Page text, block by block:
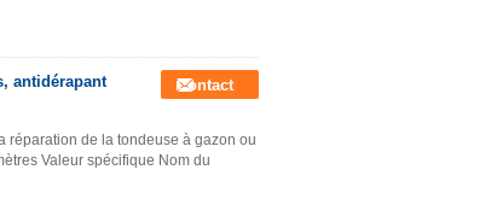
antidérapant
Contact
réparation de la tondeuse à gazon ou
Valeur spécifique Nom du